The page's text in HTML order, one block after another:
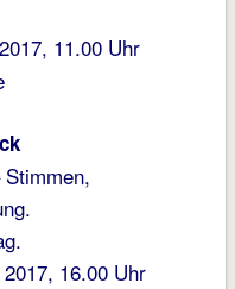
11.00 Uhr
16.00 Uhr